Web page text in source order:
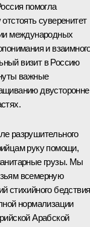
помогла
суверенитет
международных
и
визитв Россию
важные
разрушительного
руку помощи,
грузы. Мы
всемерную
стихийного
нормализации
Арабской